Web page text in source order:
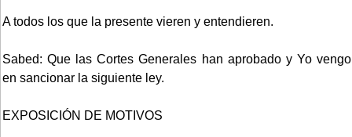
A todos los que la presente vieren y entendieren.
Sabed: Que las Cortes Generales han aprobado y Yo vengo
en sancionar la siguiente ley.
EXPOSICIÓN DE MOTIVOS